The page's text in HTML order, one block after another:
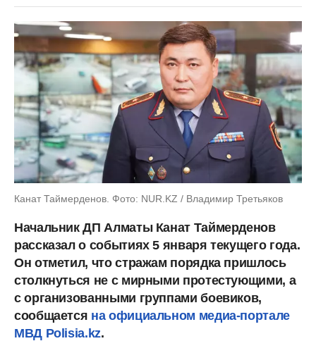
Канат Таймерденов. Фото: NUR.KZ / Владимир Третьяков
Начальник ДП Алматы Канат Таймерденов
рассказал о событиях 5 января текущего года.
Он отметил, что стражам порядка пришлось
столкнуться не с мирными протестующими, а
с организованными группами боевиков,
сообщается на официальном медиа-портале
МВД Polisia.kz.